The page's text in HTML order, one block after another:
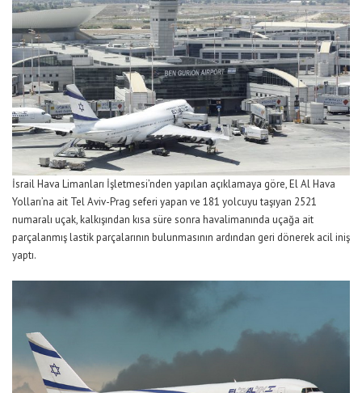
İsrail Hava Limanları İşletmesi’nden yapılan açıklamaya göre, El Al Hava
Yolları’na ait Tel Aviv-Prag seferi yapan ve 181 yolcuyu taşıyan 2521
numaralı uçak, kalkışından kısa süre sonra havalimanında uçağa ait
parçalanmış lastik parçalarının bulunmasının ardından geri dönerek acil iniş
yaptı.